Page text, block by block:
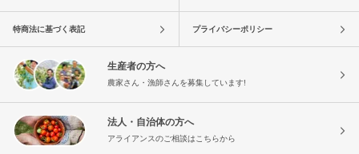
特商法に基づく表記 プライバシーポリシー
生産者の方へ
農家さん・漁師さんを募集しています!
法人・自治体の方へ
アライアンスのご相談はこちらから